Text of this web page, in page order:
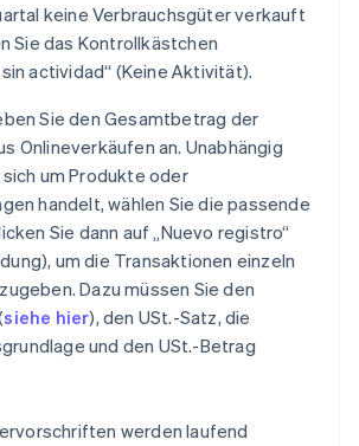
keine Verbrauchsgüter verkauft
Sie das Kontrollkästchen
actividad“ (Keine Aktivität).
Sie den Gesamtbetrag der
Onlineverkäufen an. Unabhängig
um Produkte oder
handelt, wählen Sie die passende
Sie dann auf „Nuevo registro“
um die Transaktionen einzeln
Dazu müssen Sie den
siehe hier), den USt.-Satz, die
und den USt.-Betrag
werden laufend